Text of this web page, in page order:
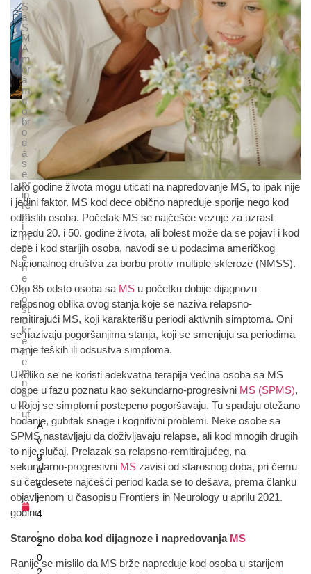
Iako godine života mogu uticati na napredovanje MS, to ipak nije
i jedini faktor. MS kod dece obično napreduje sporije nego kod
odraslih osoba. Početak MS se najčešće vezuje za uzrast
između 20. i 50. godine života, ali bolest može da se pojavi i kod
dece i kod starijih osoba, navodi se u podacima američkog
Nacionalnog društva za borbu protiv multiple skleroze (NMSS).
Oko 85 odsto osoba sa MS u početku dobije dijagnozu
relapsnog oblika ovog stanja koje se naziva relapsno-
remitirajući MS, koji karakterišu periodi aktivnih simptoma. Oni
se nazivaju pogoršanjima stanja, koji se smenjuju sa periodima
manje teških ili odsustva simptoma.
Ukoliko se ne koristi adekvatna terapija većina osoba sa MS
dospe u fazu poznatu kao sekundarno-progresivni MS (SPMS),
u kojoj se simptomi postepeno pogoršavaju. Tu spadaju otežano
hodanje, gubitak snage i kognitivni problemi. Neke osobe sa
SPMS nastavljaju da doživljavaju relapse, ali kod mnogih drugih
to nije slučaj. Prelazak sa relapsno-remitirajućeg, na
sekundarno-progresivni MS zavisi od starosnog doba, pri čemu
su četrdesete najčešći period kada se to dešava, prema članku
objavljenom u časopisu Frontiers in Neurology u aprilu 2021.
godine.
Starosno doba kod dijagnoze i napredovanja MS
Ranije se mislilo da MS brže napreduje kod osoba u starijem
S
a
S
M
A
m
or
a
m
d
o
br
o
d
a
s
e
pr
ip
re
m
i
m
pr
e
n
e
g
o
št
o
kr
e
n
e
m
n
a
p
ut
A
v
g
u
s
t
4
2
0